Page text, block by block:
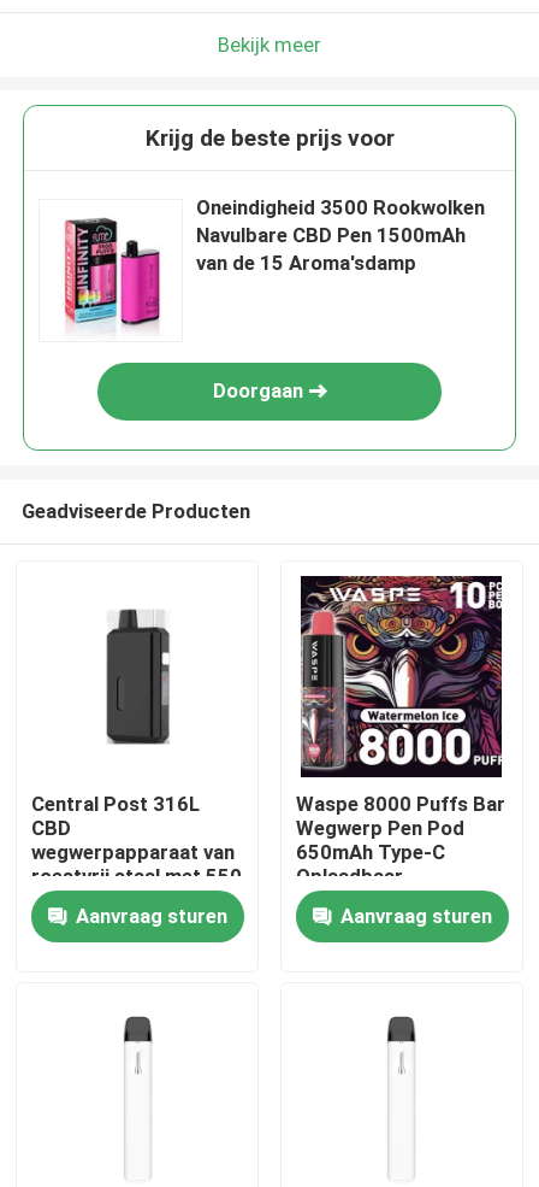
Producten
Video's
Ongeveer ons
Kwaliteitscontrole
Bekijk meer
Krijg de beste prijs voor
Oneindigheid 3500 Rookwolken
Navulbare CBD Pen 1500mAh
van de 15 Aroma'sdamp
Doorgaan
Geadviseerde Producten
Central Post 316L
CBD
wegwerpapparaat van
roestvrij staal met 550
mAh batterij en type C
opladenAanvraag sturen
Waspe 8000 Puffs Bar
Wegwerp Pen Pod
650mAh Type-C
Oplaadbaar
Aanvraag sturen